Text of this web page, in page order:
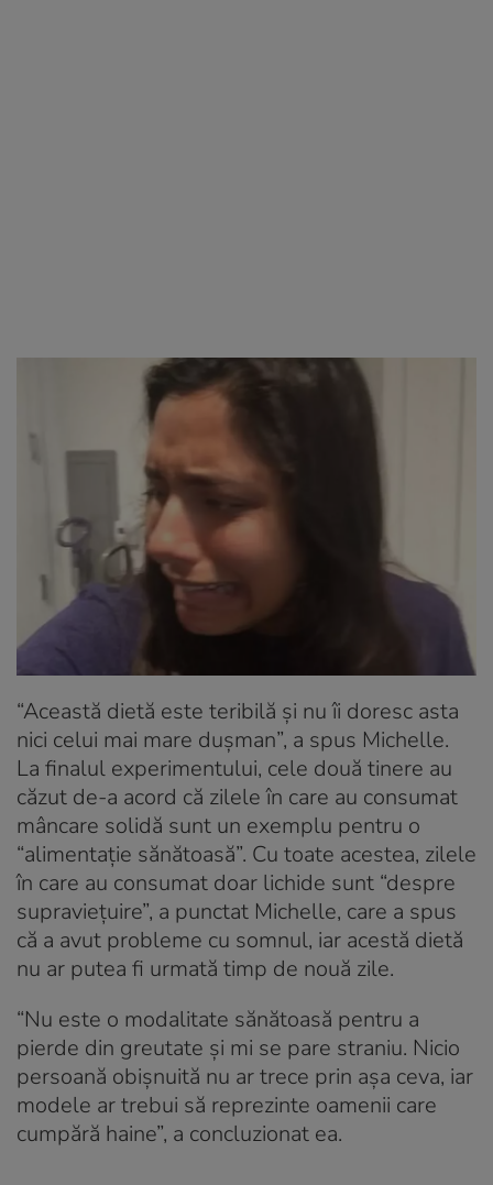
“Această dietă este teribilă și nu îi doresc asta
nici celui mai mare dușman”, a spus Michelle.
La finalul experimentului, cele două tinere au
căzut de-a acord că zilele în care au consumat
mâncare solidă sunt un exemplu pentru o
“alimentație sănătoasă”. Cu toate acestea, zilele
în care au consumat doar lichide sunt “despre
supraviețuire”, a punctat Michelle, care a spus
că a avut probleme cu somnul, iar acestă dietă
nu ar putea fi urmată timp de nouă zile.
“Nu este o modalitate sănătoasă pentru a
pierde din greutate și mi se pare straniu. Nicio
persoană obișnuită nu ar trece prin așa ceva, iar
modele ar trebui să reprezinte oamenii care
cumpără haine”, a concluzionat ea.